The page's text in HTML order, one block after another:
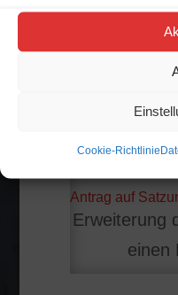
Cookie-Richtlinie
Antrag auf
Erweiterung
einen